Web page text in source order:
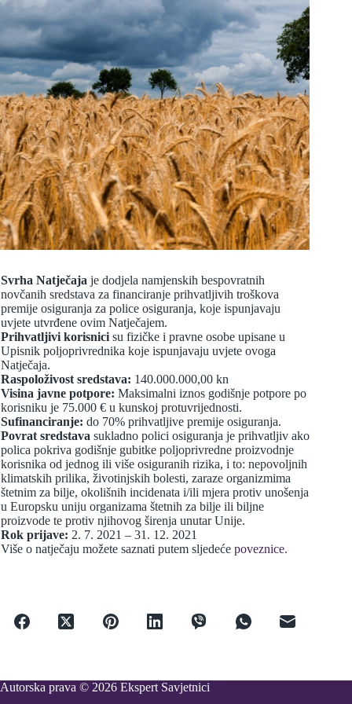
Svrha Natječaja je dodjela namjenskih bespovratnih
novčanih sredstava za financiranje prihvatljivih troškova
premije osiguranja za police osiguranja, koje ispunjavaju
uvjete utvrđene ovim Natječajem.
Prihvatljivi korisnici su fizičke i pravne osobe upisane u
Upisnik poljoprivrednika koje ispunjavaju uvjete ovoga
Natječaja.
Raspoloživost sredstava: 140.000.000,00 kn
Visina javne potpore: Maksimalni iznos godišnje potpore po
korisniku je 75.000 € u kunskoj protuvrijednosti.
Sufinanciranje: do 70% prihvatljive premije osiguranja.
Povrat sredstava sukladno polici osiguranja je prihvatljiv ako
polica pokriva godišnje gubitke poljoprivredne proizvodnje
korisnika od jednog ili više osiguranih rizika, i to: nepovoljnih
klimatskih prilika, životinjskih bolesti, zaraze organizmima
štetnim za bilje, okolišnih incidenata i/ili mjera protiv unošenja
u Europsku uniju organizama štetnih za bilje ili biljne
proizvode te protiv njihovog širenja unutar Unije.
Rok prijave: 2. 7. 2021 – 31. 12. 2021
Više o natječaju možete saznati putem sljedeće poveznice.
Autorska prava © 2026 Ekspert Savjetnici